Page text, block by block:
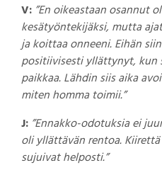
V: ”En oikeastaan osannut
kesätyöntekijäksi, mutta
ja koittaa onneeni. Eihän
positiivisesti yllättynyt, kun
paikkaa. Lähdin siis aika
miten homma toimii.”
J: ”Ennakko-odotuksia ei
oli yllättävän rentoa.
sujuivat helposti.”